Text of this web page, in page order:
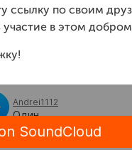
ссылку по своим
участие в этом